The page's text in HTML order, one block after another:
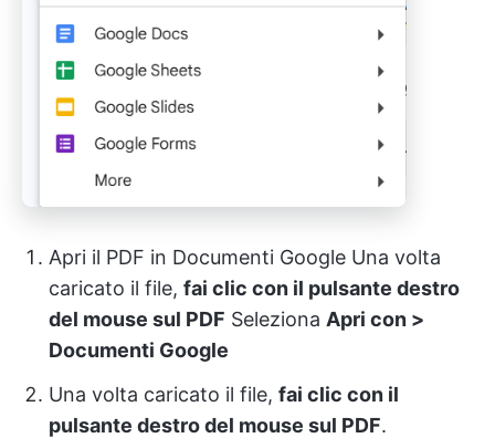
Apri il PDF in Documenti Google Una volta
caricato il file, fai clic con il pulsante destro
del mouse sul PDF Seleziona Apri con >
Documenti Google
Una volta caricato il file, fai clic con il
pulsante destro del mouse sul PDF.